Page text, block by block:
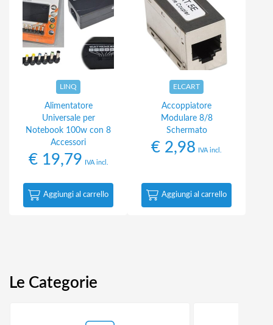
LINQ
Alimentatore
Universale per
Notebook 100w con 8
Accessori
€19,79 IVA incl.
Aggiungi al carrello
ELCART
Accoppiatore
Modulare 8/8
Schermato
€ 2,98 IVA incl.
Aggiungi al carrello
Le Categorie